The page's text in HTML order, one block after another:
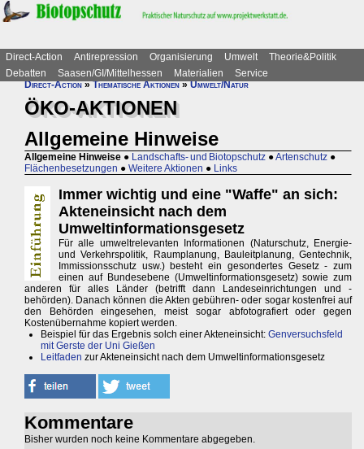
Direct-Action Antirepression Organisierung Umwelt
Theorie&Politik
Debatten
Saasen/GI/Mittelhessen Materialien
Service
Direct-Action»Thematische Aktionen»Umwelt/Natur
ÖKO-AKTIONEN
Allgemeine Hinweise
Allgemeine Hinweise ● Landschafts- und Biotopschutz ●Artenschutz ●
Flächenbesetzungen ● Weitere Aktionen ● Links
Immer wichtig und eine "Waffe" an sich:
Akteneinsicht nach dem
Umweltinformationsgesetz
Für alle umweltrelevanten Informationen (Naturschutz, Energie-
und Verkehrspolitik, Raumplanung, Bauleitplanung, Gentechnik,
Immissionsschutz usw.) besteht ein gesondertes Gesetz - zum
einen auf Bundesebene (Umweltinformationsgesetz) sowie zum
anderen für alles Länder (betrifft dann Landeseinrichtungen und -
behörden). Danach können die Akten gebühren- oder sogar kostenfrei auf
den Behörden eingesehen, meist sogar abfotografiert oder gegen
Kostenübernahme kopiert werden.
Beispiel für das Ergebnis solch einer Akteneinsicht: Genversuchsfeld
mit Gerste der Uni Gießen
Leitfaden zur Akteneinsicht nach dem Umweltinformationsgesetz
Kommentare
Bisher wurden noch keine Kommentare abgegeben.